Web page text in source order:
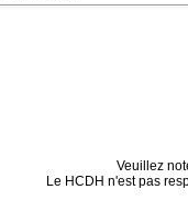
Veuillez
Le HCDH n'est pas